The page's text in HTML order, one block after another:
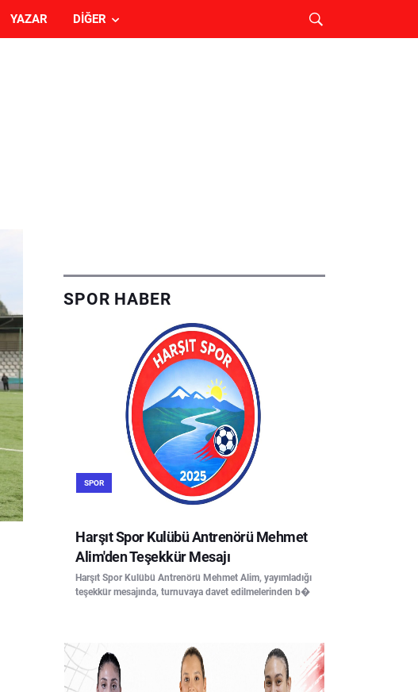
YAZAR DIĞER
SPOR HABER
SPOR
Harşıt Spor Kulübü Antrenörü Mehmet
Alim'den Teşekkür Mesajı
Harşıt Spor Kulübü Antrenörü Mehmet Alim, yayımladığı
teşekkür mesajında, turnuvaya davet edilmelerinden b�